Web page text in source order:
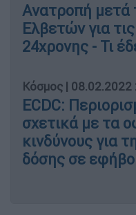
Ανατροπή μετά
Ελβετών για
24χρονης - Τι
Κόσμος | 08.02.2022
ECDC:
σχετικά με τα
κινδύνους για
δόσης σε